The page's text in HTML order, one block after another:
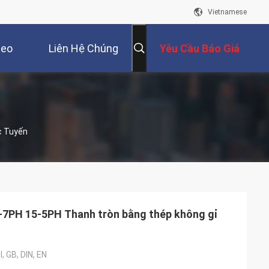
Vietnamese
Liên Hệ Chúng Yêu Cầu Báo Giá
Tuyến
7PH 15-5PH Thanh tròn bằng thép không gỉ
GB, DIN, EN